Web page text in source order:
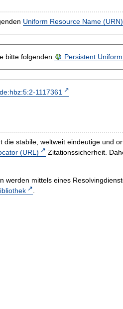
Uniform Resource Name (URN)
bitte folgenden Persistent
1117361
die stabile, weltweit eindeutige und
(URL)
Zitationssicherheit.
mittels eines
.